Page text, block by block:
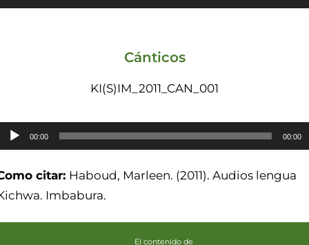
Cánticos
KI(S)IM_2011_CAN_001
00:00 00:00
citar: Haboud, Marleen. (2011). Audios lengua
Imbabura.
El contenido de